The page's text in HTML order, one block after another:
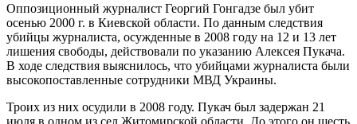
Оппозиционный журналист Георгий Гонгадзе был убит
осенью 2000 г. в Киевской области. По данным следствия
убийцы журналиста, осужденные в 2008 году на 12 и 13 лет
лишения свободы, действовали по указанию Алексея Пукача.
В ходе следствия выяснилось, что убийцами журналиста были
высокопоставленные сотрудники МВД Украины.
Троих из них осудили в 2008 году. Пукач был задержан 21
июля в одном из сел Житомирской области. До этого он шесть